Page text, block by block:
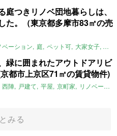
庭つきリノベ団地暮らしは、
た。（東京都多摩市83㎡の売
ベーション 庭 ペット可 大家女子 団
緑に囲まれたアウトドアリビ
都市上京区71㎡の賃貸物件)
西陣 戸建て 平屋 京町家 リノベーション
みる